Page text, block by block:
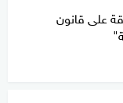
على قانون